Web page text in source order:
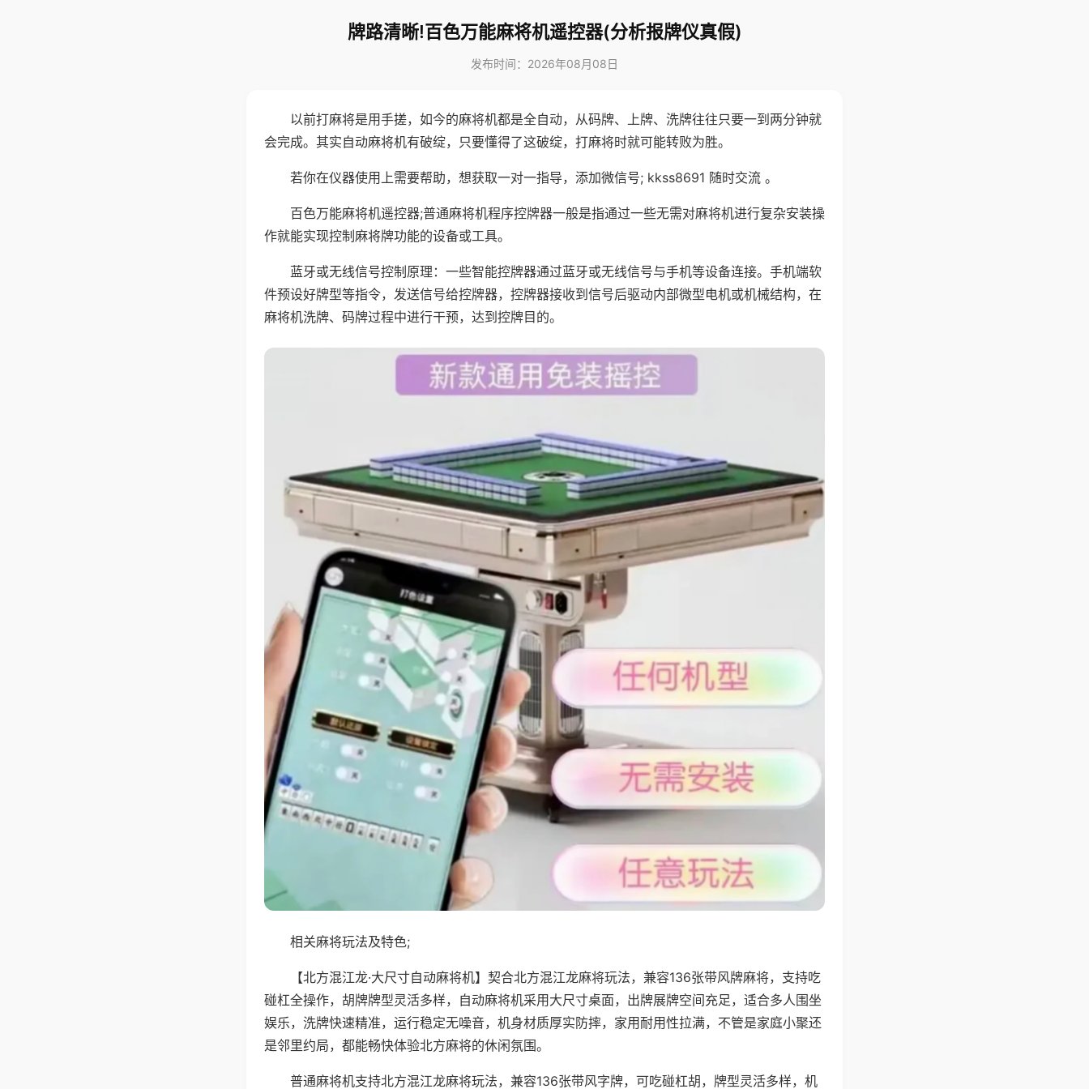
牌路清晰!百色万能麻将机遥控器(分析报牌仪真假)
发布时间：2026年08月08日
以前打麻将是用手搓，如今的麻将机都是全自动，从码牌、上牌、洗牌往往只要一到两分钟就
会完成。其实自动麻将机有破绽，只要懂得了这破绽，打麻将时就可能转败为胜。
若你在仪器使用上需要帮助，想获取一对一指导，添加微信号; kkss8691 随时交流 。
百色万能麻将机遥控器;普通麻将机程序控牌器一般是指通过一些无需对麻将机进行复杂安装操
作就能实现控制麻将牌功能的设备或工具。
蓝牙或无线信号控制原理：一些智能控牌器通过蓝牙或无线信号与手机等设备连接。手机端软
件预设好牌型等指令，发送信号给控牌器，控牌器接收到信号后驱动内部微型电机或机械结构，在
麻将机洗牌、码牌过程中进行干预，达到控牌目的。
相关麻将玩法及特色;
【北方混江龙·大尺寸自动麻将机】契合北方混江龙麻将玩法，兼容136张带风牌麻将，支持吃
碰杠全操作，胡牌牌型灵活多样，自动麻将机采用大尺寸桌面，出牌展牌空间充足，适合多人围坐
娱乐，洗牌快速精准，运行稳定无噪音，机身材质厚实防摔，家用耐用性拉满，不管是家庭小聚还
是邻里约局，都能畅快体验北方麻将的休闲氛围。
普通麻将机支持北方混江龙麻将玩法，兼容136张带风字牌，可吃碰杠胡，牌型灵活多样，机